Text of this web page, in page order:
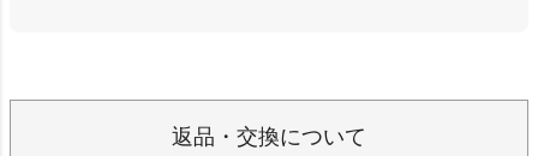
返品・交換について